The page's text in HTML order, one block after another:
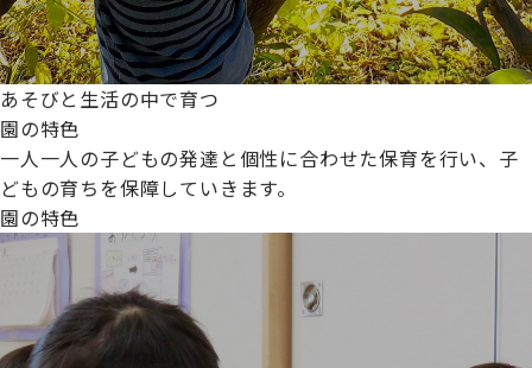
あそびと生活の中で育つ
園の特色
一人一人の子どもの発達と個性に合わせた保育を行い、子
どもの育ちを保障していきます。
園の特色